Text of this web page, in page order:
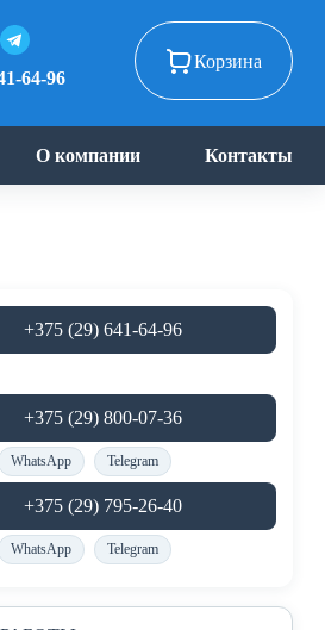
64-96
Корзина
О компании Контакты
+375 (29) 641-64-96
+375 (29) 800-07-36
WhatsApp Telegram
+375 (29) 795-26-40
WhatsApp Telegram